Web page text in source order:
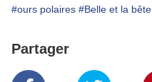
#ours polaires #Belle et la bête
Partager